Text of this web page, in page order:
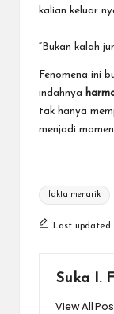
kalian keluar
“Bukan kalah
Fenomena ini
indahnya
tak hanya
menjadi
Tags:
fakta menarik
Last updated
Suka I.
View All